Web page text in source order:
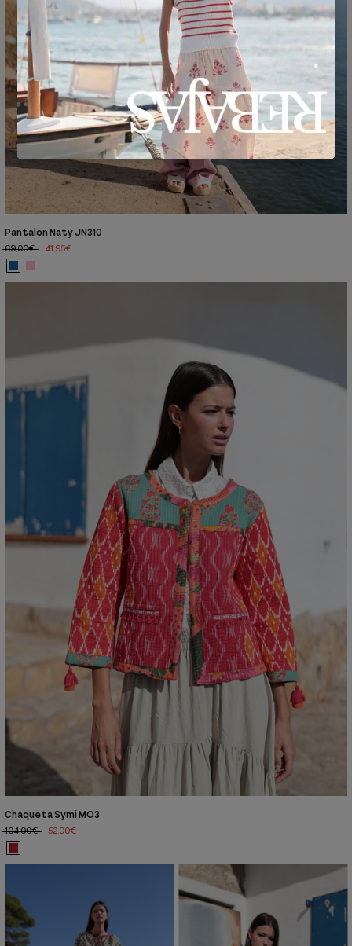
Pantalón Naty JN310
69,00€
41,95€
Chaqueta Symi MO3
104,00€
52,00€